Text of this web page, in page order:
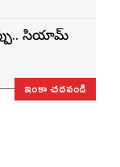
సియామ్
ఇంకా చదవండి